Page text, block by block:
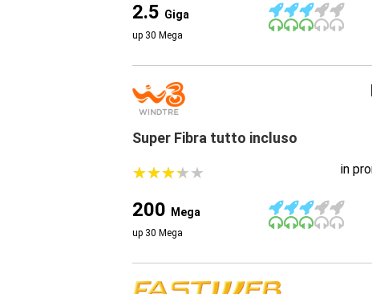
2.5 Giga
up 30 Mega
Super Fibra tutto incluso
★★★★★
★★★★★ in
200 Mega
up 30 Mega